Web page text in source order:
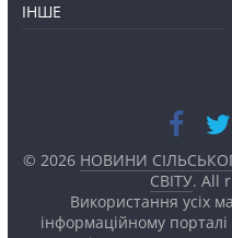
ІНШЕ
© 2026 НОВИНИ
СВІТУ. All
Використання усіх
інформаційному